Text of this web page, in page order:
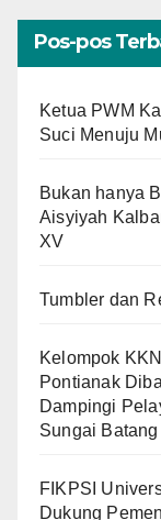
Pos-pos
Ketua PWM
Suci Menuju
Bukan hanya
Aisyiyah
XV
Tumbler dan
Kelompok
Pontianak
Dampingi
Sungai Batang
FIKPSI
Dukung